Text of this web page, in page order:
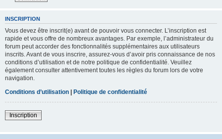
INSCRIPTION
Vous devez être inscrit(e) avant de pouvoir vous connecter. L’inscription est
rapide et vous offre de nombreux avantages. Par exemple, l’administrateur du
forum peut accorder des fonctionnalités supplémentaires aux utilisateurs
inscrits. Avant de vous inscrire, assurez-vous d’avoir pris connaissance de nos
conditions d’utilisation et de notre politique de confidentialité. Veuillez
également consulter attentivement toutes les règles du forum lors de votre
navigation.
Conditions d’utilisation | Politique de confidentialité
Inscription